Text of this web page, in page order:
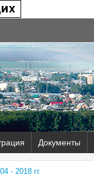
Документы
- 2018 гг.